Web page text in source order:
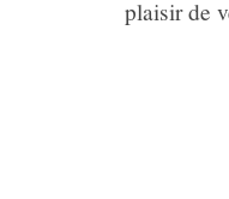
plaisir de